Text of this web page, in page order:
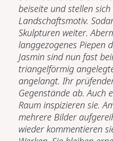
beiseite und stellen
Landschaftsmotiv.
Skulpturen weiter.
langgezogenes Piepen
Jasmin sind nun fast
triangelförmig
angelangt. Ihr
Gegenstände ab. Auch
Raum inspizieren sie.
mehrere Bilder
wieder kommentieren